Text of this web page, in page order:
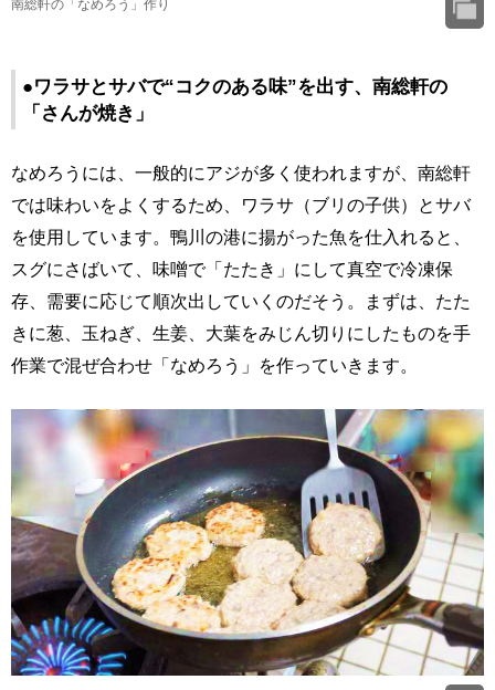
南総軒の「なめろう」作り
●ワラサとサバで“コクのある味”を出す、南総軒の
「さんが焼き」
なめろうには、一般的にアジが多く使われますが、南総軒
では味わいをよくするため、ワラサ（ブリの子供）とサバ
を使用しています。鴨川の港に揚がった魚を仕入れると、
スグにさばいて、味噌で「たたき」にして真空で冷凍保
存、需要に応じて順次出していくのだそう。まずは、たた
きに葱、玉ねぎ、生姜、大葉をみじん切りにしたものを手
作業で混ぜ合わせ「なめろう」を作っていきます。